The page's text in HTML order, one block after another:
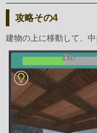
攻略その4
建物の上に移動して、中